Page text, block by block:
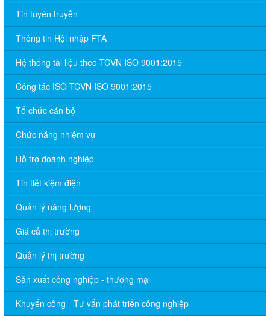
Tin tuyên truyền
Thông tin Hội nhập FTA
Hệ thống tài liệu theo TCVN ISO 9001:2015
Công tác ISO TCVN ISO 9001:2015
Tổ chức cán bộ
Chức năng nhiệm vụ
Hỗ trợ doanh nghiệp
Tin tiết kiệm điện
Quản lý năng lượng
Giá cả thị trường
Quản lý thị trường
Sản xuất công nghiệp - thương mại
Khuyến công - Tư vấn phát triển công nghiệp